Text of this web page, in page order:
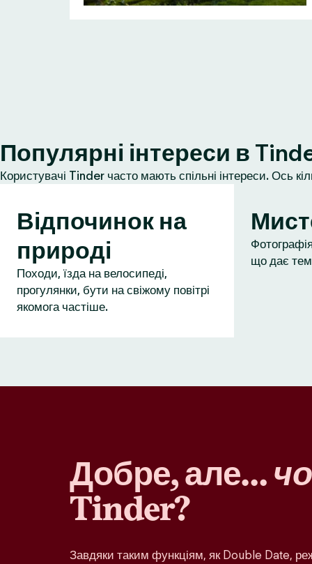
Популярні інтереси в
Користувачі Tinder часто мають спільні інтереси. Ось
Відпочинок на
природі
Походи, їзда на велосипеді,
прогулянки, бути на свіжому повітрі
якомога частіше.
що дає
Добре, але…
Tinder?
Завдяки таким функціям, як Double Date,